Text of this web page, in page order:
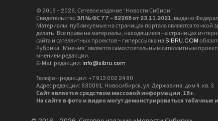
© 2016 – 2026, Сетевое издание “Новости Сибири”.
Свидетельство ЭЛ № ФС 77 – 82268 от 23.11.2021, выдано
Материалы, публикуемые на страницах портала являются точкой
делать. Все права на материалы, находящиеся на страницах
сайта и сателлитных проектов – гиперссылка на SIBRU.COM
Рубрика “Мнения” является самостоятельным сателлитным
мнением редакции.
E-Mail редакции: info@sibru.com
Телефон редакции: +7 913 002 24 80
Адрес редакции: 630091, Новосибирск, ул. Державина, дом 4, кв. 3
Сайт является средством массовой информации. 18+.
На сайте в фото и видео могут демонстрироваться